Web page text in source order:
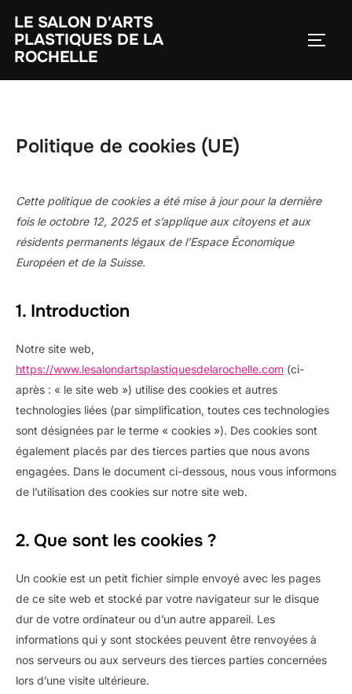
contenu
LE SALON D'ARTS
PLASTIQUES DE LA
ROCHELLE
Politique de cookies (UE)
Cette politique de cookies a été mise à jour pour la dernière
fois le octobre 12, 2025 et s’applique aux citoyens et aux
résidents permanents légaux de l’Espace Économique
Européen et de la Suisse.
1. Introduction
Notre site web,
https://www.lesalondartsplastiquesdelarochelle.com (ci-
après : « le site web ») utilise des cookies et autres
technologies liées (par simplification, toutes ces technologies
sont désignées par le terme « cookies »). Des cookies sont
également placés par des tierces parties que nous avons
engagées. Dans le document ci-dessous, nous vous informons
de l’utilisation des cookies sur notre site web.
2. Que sont les cookies ?
Un cookie est un petit fichier simple envoyé avec les pages
de ce site web et stocké par votre navigateur sur le disque
dur de votre ordinateur ou d’un autre appareil. Les
informations qui y sont stockées peuvent être renvoyées à
nos serveurs ou aux serveurs des tierces parties concernées
lors d’une visite ultérieure.